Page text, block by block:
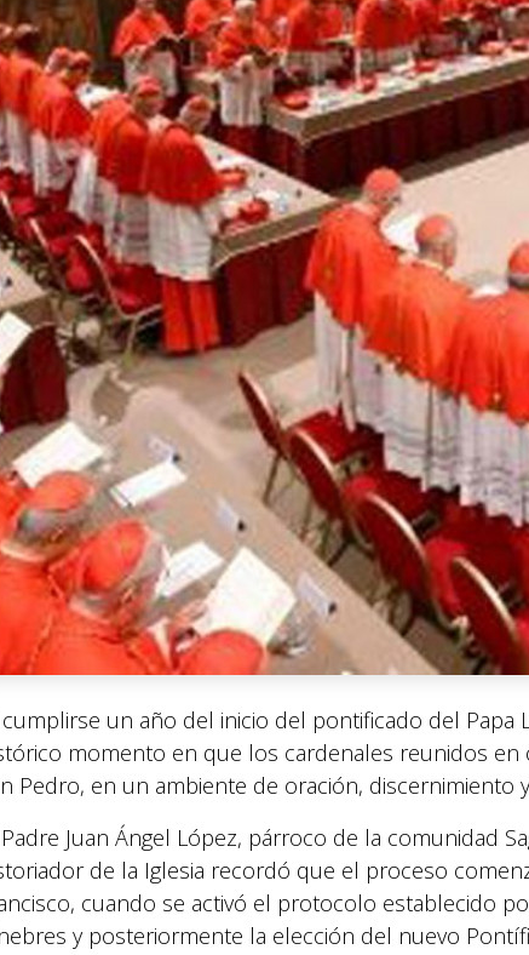
un año del inicio del pontificado del Papa
momento en que los cardenales reunidos en
Pedro, en un ambiente de oración, discernimiento
Juan Ángel López, párroco de la comunidad
de la Iglesia recordó que el proceso
cuando se activó el protocolo establecido
y posteriormente la elección del nuevo